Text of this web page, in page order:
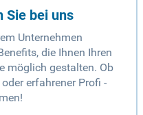
Sie bei uns
Unternehmen
die Ihnen Ihren
möglich gestalten. Ob
erfahrener Profi -